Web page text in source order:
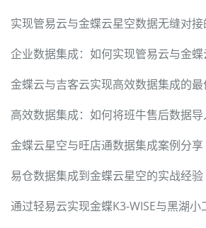
实现管易云与金蝶云星空数据无缝对
企业数据集成：如何实现管易云与金
金蝶云与吉客云实现高效数据集成的
高效数据集成：如何将班牛售后数据导
金蝶云星空与旺店通数据集成案例分享
易仓数据集成到金蝶云星空的实战经验
通过轻易云实现金蝶K3-WISE与黑湖